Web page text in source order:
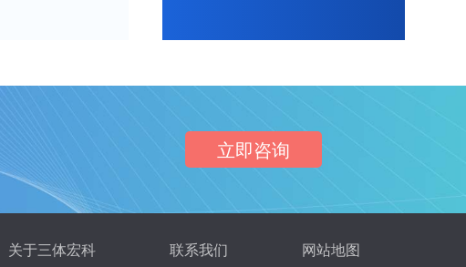
立即咨询
关于三体宏科 联系我们 网站地图